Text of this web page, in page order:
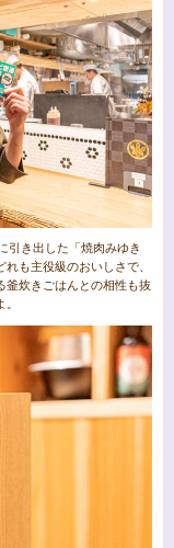
引き出した「焼肉みゆき
も主役級のおいしさで、
釜炊きごはんとの相性も抜